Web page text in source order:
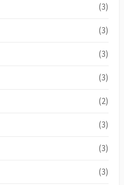
(3)
(3)
(3)
(3)
(2)
(3)
(3)
(3)